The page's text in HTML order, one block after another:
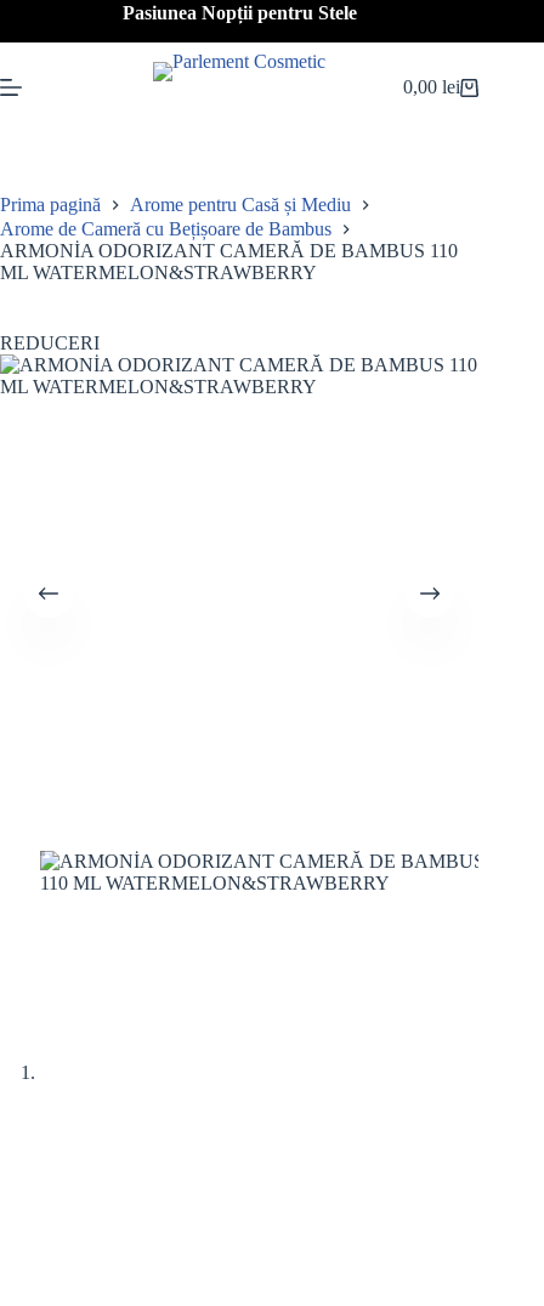
Pasiunea Nopții pentru Stele
Coș
0,00lei
Prima pagină
Arome pentru Casă și Mediu
Arome de Cameră cu Bețișoare de Bambus
ARMONİA ODORIZANT CAMERĂ DE BAMBUS 110
ML WATERMELON&STRAWBERRY
REDUCERI